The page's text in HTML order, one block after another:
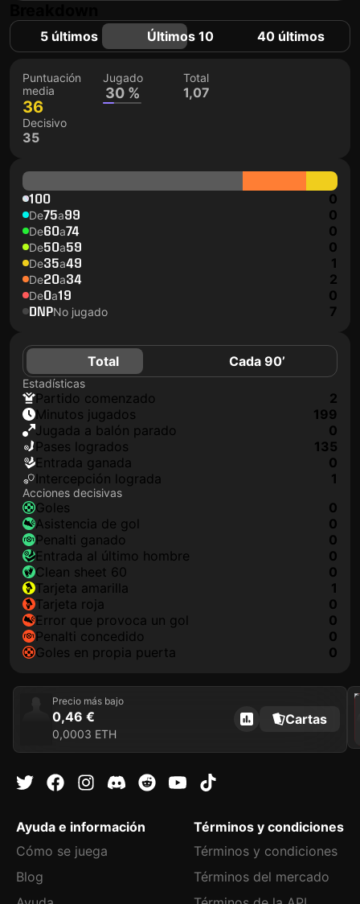
5 últimos Últimos 10 40 últimos
Puntuación
media
36
Jugado
30 %
Total
1,07
Decisivo
35
100 0
De75a99 0
De60a74 0
De50a59 0
De35a49 1
De20a34 2
De0a19 0
DNPNo jugado 7
Total Cada 90’
Estadísticas
partido comenzado
2
minutos jugados
199
jugada a balón parado
0
pases logrados
135
Entrada ganada
0
Intercepción lograda
1
Acciones decisivas
goles
0
asistencia de gol
0
Penalti ganado
0
Entrada al último hombre
0
clean sheet 60
0
tarjeta amarilla
1
tarjeta roja
0
Error que provoca un gol
0
Penalti concedido
0
goles en propia puerta
0
Precio más bajo
0,46 €
0,0003 ETH
Cartas
2021
Ayuda e información
Cómo se juega
Blog
Términos y condiciones
Términos y condiciones
Términos del mercado